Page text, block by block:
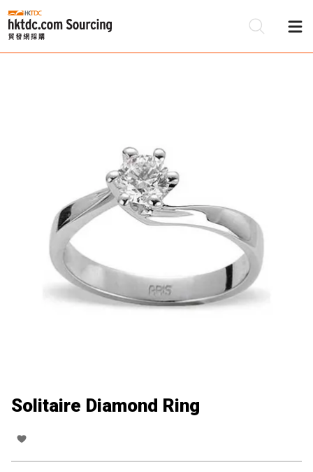
Solitaire Diamond Ring